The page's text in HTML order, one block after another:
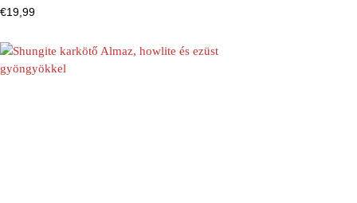
€19,99